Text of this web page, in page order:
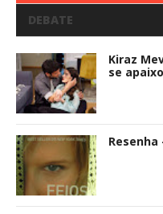
DEBATE
Kiraz
se
Resenha